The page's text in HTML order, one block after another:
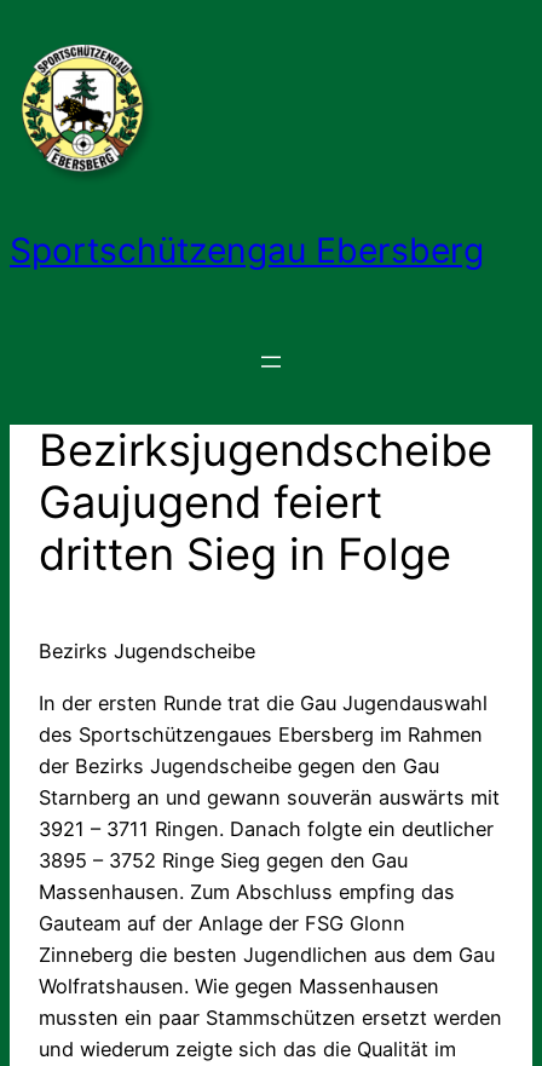
Inhalt
springen
Sportschützengau Ebersberg
Bezirksjugendscheibe
Gaujugend feiert
dritten Sieg in Folge
Bezirks Jugendscheibe
In der ersten Runde trat die Gau Jugendauswahl
des Sportschützengaues Ebersberg im Rahmen
der Bezirks Jugendscheibe gegen den Gau
Starnberg an und gewann souverän auswärts mit
3921 – 3711 Ringen. Danach folgte ein deutlicher
3895 – 3752 Ringe Sieg gegen den Gau
Massenhausen. Zum Abschluss empfing das
Gauteam auf der Anlage der FSG Glonn
Zinneberg die besten Jugendlichen aus dem Gau
Wolfratshausen. Wie gegen Massenhausen
mussten ein paar Stammschützen ersetzt werden
und wiederum zeigte sich das die Qualität im